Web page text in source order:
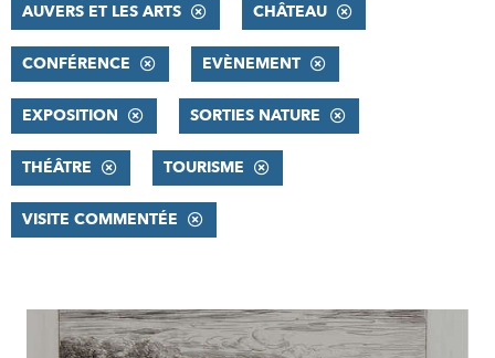
AUVERS ET LES ARTS CHÂTEAU
CONFÉRENCE EVÈNEMENT
EXPOSITION SORTIES NATURE
THÉÂTRE TOURISME
VISITE COMMENTÉE
RÉSULTATS